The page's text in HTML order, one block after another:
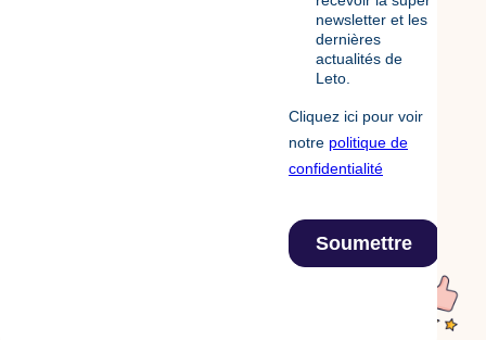
Un logiciel RGPD pensé pour les